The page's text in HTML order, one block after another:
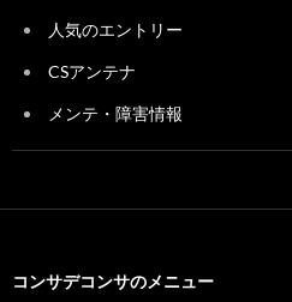
人気のエントリー
CSアンテナ
メンテ・障害情報
コンサデコンサのメニュー